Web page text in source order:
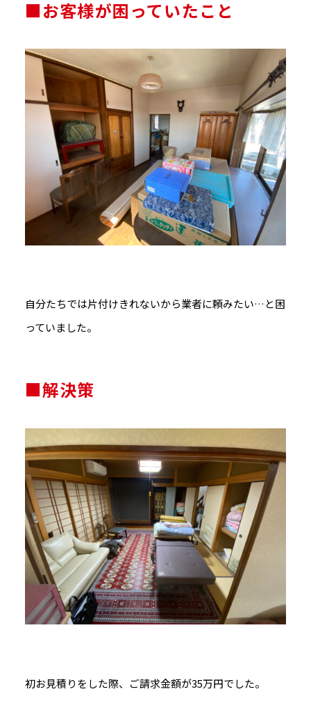
■お客様が困っていたこと
自分たちでは片付けきれないから業者に頼みたい…と困
っていました。
■解決策
初お見積りをした際、ご請求金額が35万円でした。